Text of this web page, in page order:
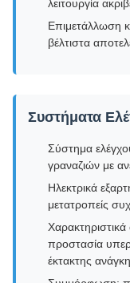
λειτουργία
Επιμετάλλωση
βέλτιστα
Συστήματα
Σύστημα
γραναζιών με
Ηλεκτρικά
μετατροπείς
προστασία
έκτακτης